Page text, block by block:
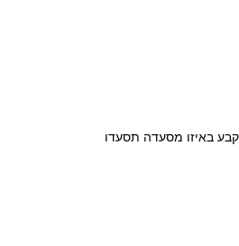
באיזו מסעדה תסעדו